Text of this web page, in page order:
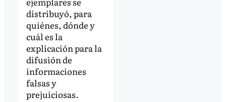
distribuyó, para
quiénes, dónde y
cuál es la
explicación para la
difusión de
informaciones
falsas y
prejuiciosas.